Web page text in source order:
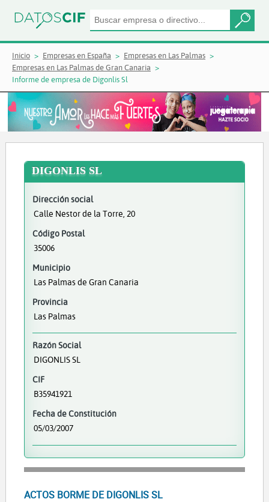
Inicio Empresas en España
Empresas en Las Palmas
Empresas en Las Palmas de Gran Canaria
Informe de empresa de Digonlis Sl
DIGONLIS SL
Dirección social
Calle Nestor de la Torre, 20
Código Postal
35006
Municipio
Las Palmas de Gran Canaria
Provincia
Las Palmas
Razón Social
DIGONLIS SL
CIF
B35941921
Fecha de Constitución
05/03/2007
ACTOS BORME DE DIGONLIS SL